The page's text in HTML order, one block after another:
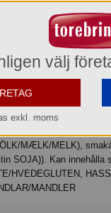
Beställningsbar
kerne, palm) i
skummed
MÆLK/MELK),
SOJA)). Kan innehålla
HVEDEGLUTEN,
MANDLER
välj
exkl. moms